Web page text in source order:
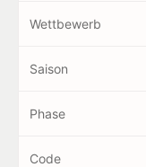
Wettbewerb
Saison
Phase
Code